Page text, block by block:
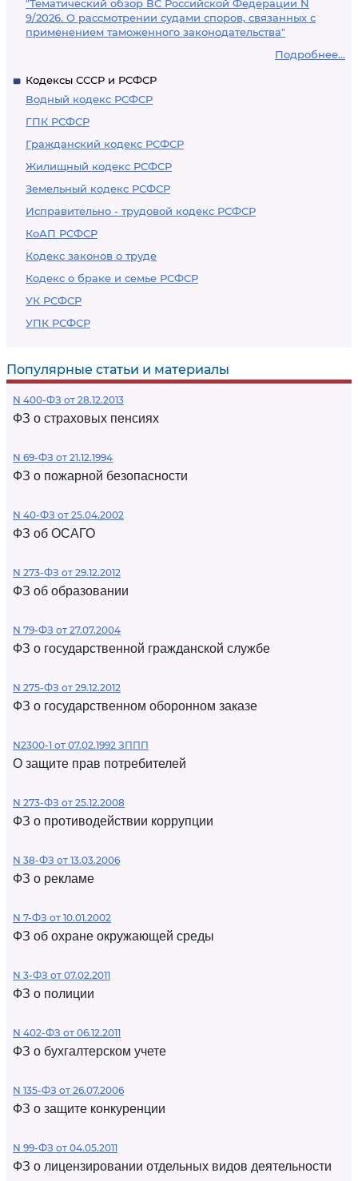
"Тематический обзор ВС Российской Федерации N
9/2026. О рассмотрении судами споров, связанных с
применением таможенного законодательства"
Подробнее...
Кодексы СССР и РСФСР
Водный кодекс РСФСР
ГПК РСФСР
Гражданский кодекс РСФСР
Жилищный кодекс РСФСР
Земельный кодекс РСФСР
Исправительно - трудовой кодекс РСФСР
КоАП РСФСР
Кодекс законов о труде
Кодекс о браке и семье РСФСР
УК РСФСР
УПК РСФСР
Популярные статьи и материалы
N 400-ФЗ от 28.12.2013
ФЗ о страховых пенсиях
N 69-ФЗ от 21.12.1994
ФЗ о пожарной безопасности
N 40-ФЗ от 25.04.2002
ФЗ об ОСАГО
N 273-ФЗ от 29.12.2012
ФЗ об образовании
N 79-ФЗ от 27.07.2004
ФЗ о государственной гражданской службе
N 275-ФЗ от 29.12.2012
ФЗ о государственном оборонном заказе
N2300-1 от 07.02.1992 ЗППП
О защите прав потребителей
N 273-ФЗ от 25.12.2008
ФЗ о противодействии коррупции
N 38-ФЗ от 13.03.2006
ФЗ о рекламе
N 7-ФЗ от 10.01.2002
ФЗ об охране окружающей среды
N 3-ФЗ от 07.02.2011
ФЗ о полиции
N 402-ФЗ от 06.12.2011
ФЗ о бухгалтерском учете
N 135-ФЗ от 26.07.2006
ФЗ о защите конкуренции
N 99-ФЗ от 04.05.2011
ФЗ о лицензировании отдельных видов деятельности